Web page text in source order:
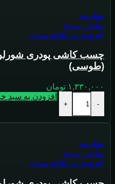
مقايسه
نمایش سریع
افزودن به علاقه مندی
(طوسی)
۱,۳۳۰,۰۰۰ تومان
-
+
افزودن به سبد
مقايسه
نمایش سریع
افزودن به علاقه مندی